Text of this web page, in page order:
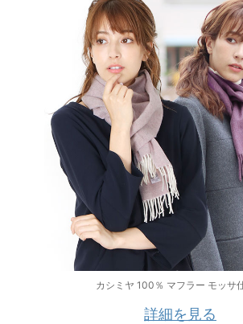
カシミヤ 100％ マフラー モッサ
詳細を見る